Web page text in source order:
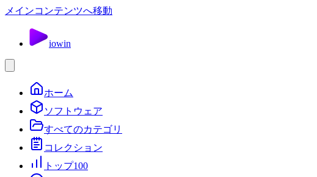
メインコンテンツへ移動
iowin
ホーム
ソフトウェア
すべてのカテゴリ
コレクション
トップ100